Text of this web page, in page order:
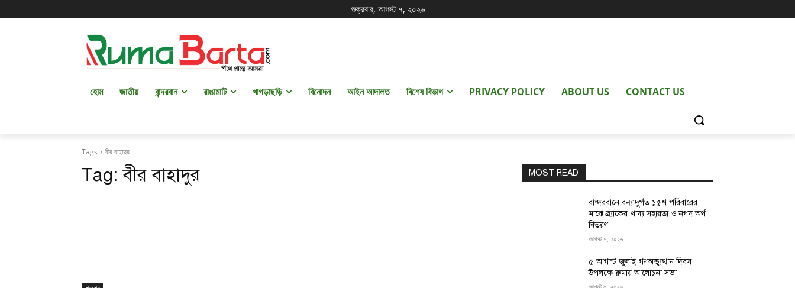
শুক্রবার, আগস্ট ৭, ২০২৬
হোম জাতীয় বান্দরবান রাঙামাটি খাগড়াছড়ি বিনোদন আইন আদালত বিশেষ বিভাগ PRIVACY POLICY ABOUT US CONTACT US
Tags বীর বাহাদুর
Tag:বীর বাহাদুর MOST READ
বান্দরবানে বন্যাদুর্গত ১৫শ পরিবারের
মাঝে ব্র্যাকের খাদ্য সহায়তা ও নগদ অর্থ
বিতরণ
আগস্ট ৭, ২০২৬
৫ আগস্ট জুলাই গণঅভ্যুত্থান দিবস
উপলক্ষে রুমায় আলোচনা সভা